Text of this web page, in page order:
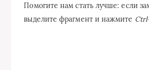
Помогите нам стать лучше: если
выделите фрагмент и нажмите